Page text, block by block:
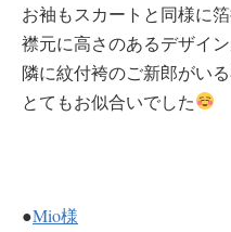
お袖もスカートと同様に箔
襟元に高さのあるデザイ
隣に紋付袴のご新郎がい
とてもお似合いでした
●Mio様